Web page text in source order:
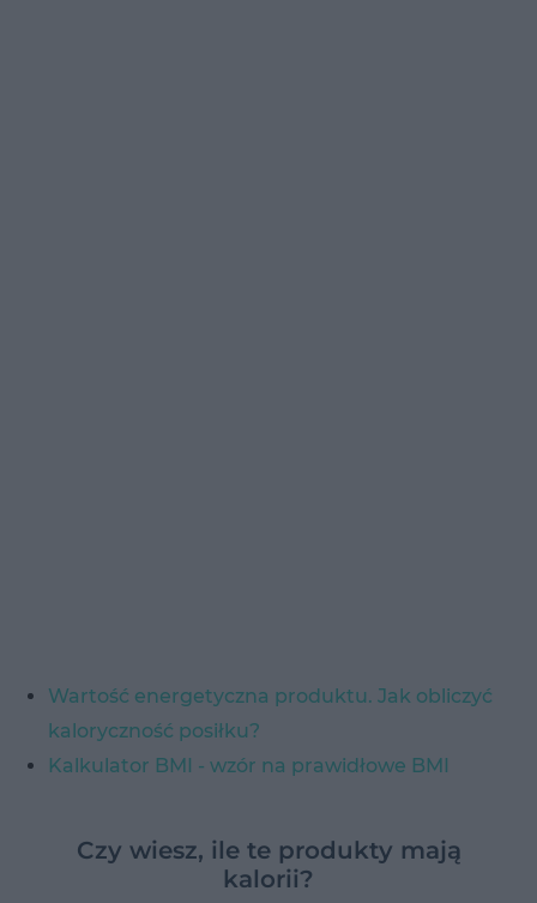
Wartość energetyczna produktu. Jak obliczyć
kaloryczność posiłku?
Kalkulator BMI - wzór na prawidłowe BMI
Czy wiesz, ile te produkty mają
kalorii?